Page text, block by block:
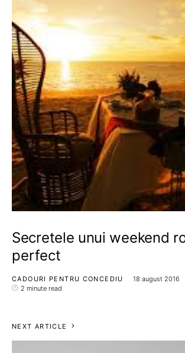
Secretele unui weekend
perfect
CADOURI PENTRU CONCEDIU 18 august 2016
2 minute read
NEXT ARTICLE